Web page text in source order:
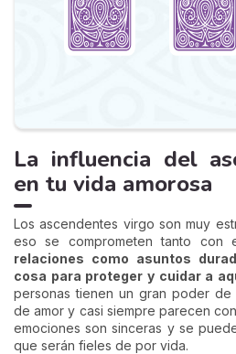
La influencia del
en tu vida amorosa
Los ascendentes virgo son muy
eso se comprometen tanto con
relaciones como asuntos
cosa para proteger y cuidar a
personas tienen un gran poder de
de amor y casi siempre parecen
emociones son sinceras y se
que serán fieles de por vida.